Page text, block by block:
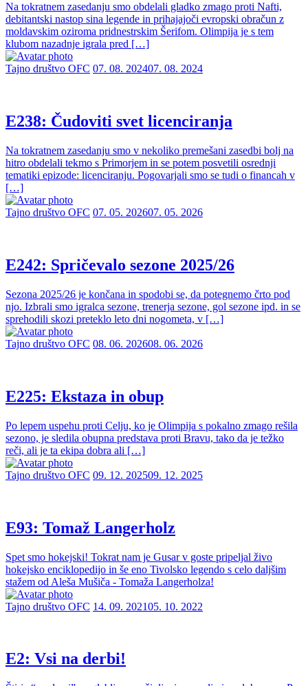
Na tokratnem zasedanju smo obdelali gladko zmago proti Nafti,
debitantski nastop sina legende in prihajajoči evropski obračun z
moldavskim oziroma pridnestrskim Šerifom. Olimpija je s tem
klubom nazadnje igrala pred […]
Tajno društvo OFC 07. 08. 202407. 08. 2024
E238: Čudoviti svet licenciranja
Na tokratnem zasedanju smo v nekoliko premešani zasedbi bolj na
hitro obdelali tekmo s Primorjem in se potem posvetili osrednji
tematiki epizode: licenciranju. Pogovarjali smo se tudi o financah v
[…]
Tajno društvo OFC 07. 05. 202607. 05. 2026
E242: Spričevalo sezone 2025/26
Sezona 2025/26 je končana in spodobi se, da potegnemo črto pod
njo. Izbrali smo igralca sezone, trenerja sezone, gol sezone ipd. in se
sprehodili skozi preteklo leto dni nogometa, v […]
Tajno društvo OFC 08. 06. 202608. 06. 2026
E225: Ekstaza in obup
Po lepem uspehu proti Celju, ko je Olimpija s pokalno zmago rešila
sezono, je sledila obupna predstava proti Bravu, tako da je težko
reči, ali je ta ekipa dobra ali […]
Tajno društvo OFC 09. 12. 202509. 12. 2025
E93: Tomaž Langerholz
Spet smo hokejski! Tokrat nam je Gusar v goste pripeljal živo
hokejsko enciklopedijo in še eno Tivolsko legendo s celo daljšim
stažem od Aleša Mušiča - Tomaža Langerholza!
Tajno društvo OFC 14. 09. 202105. 10. 2022
E2: Vsi na derbi!